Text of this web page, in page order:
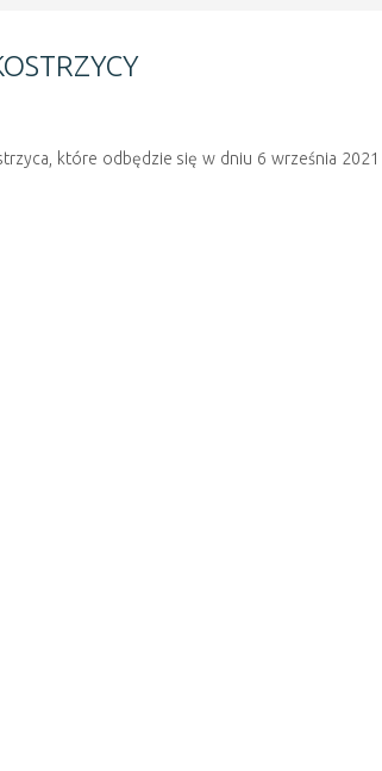
które odbędzie się w dniu 6 września